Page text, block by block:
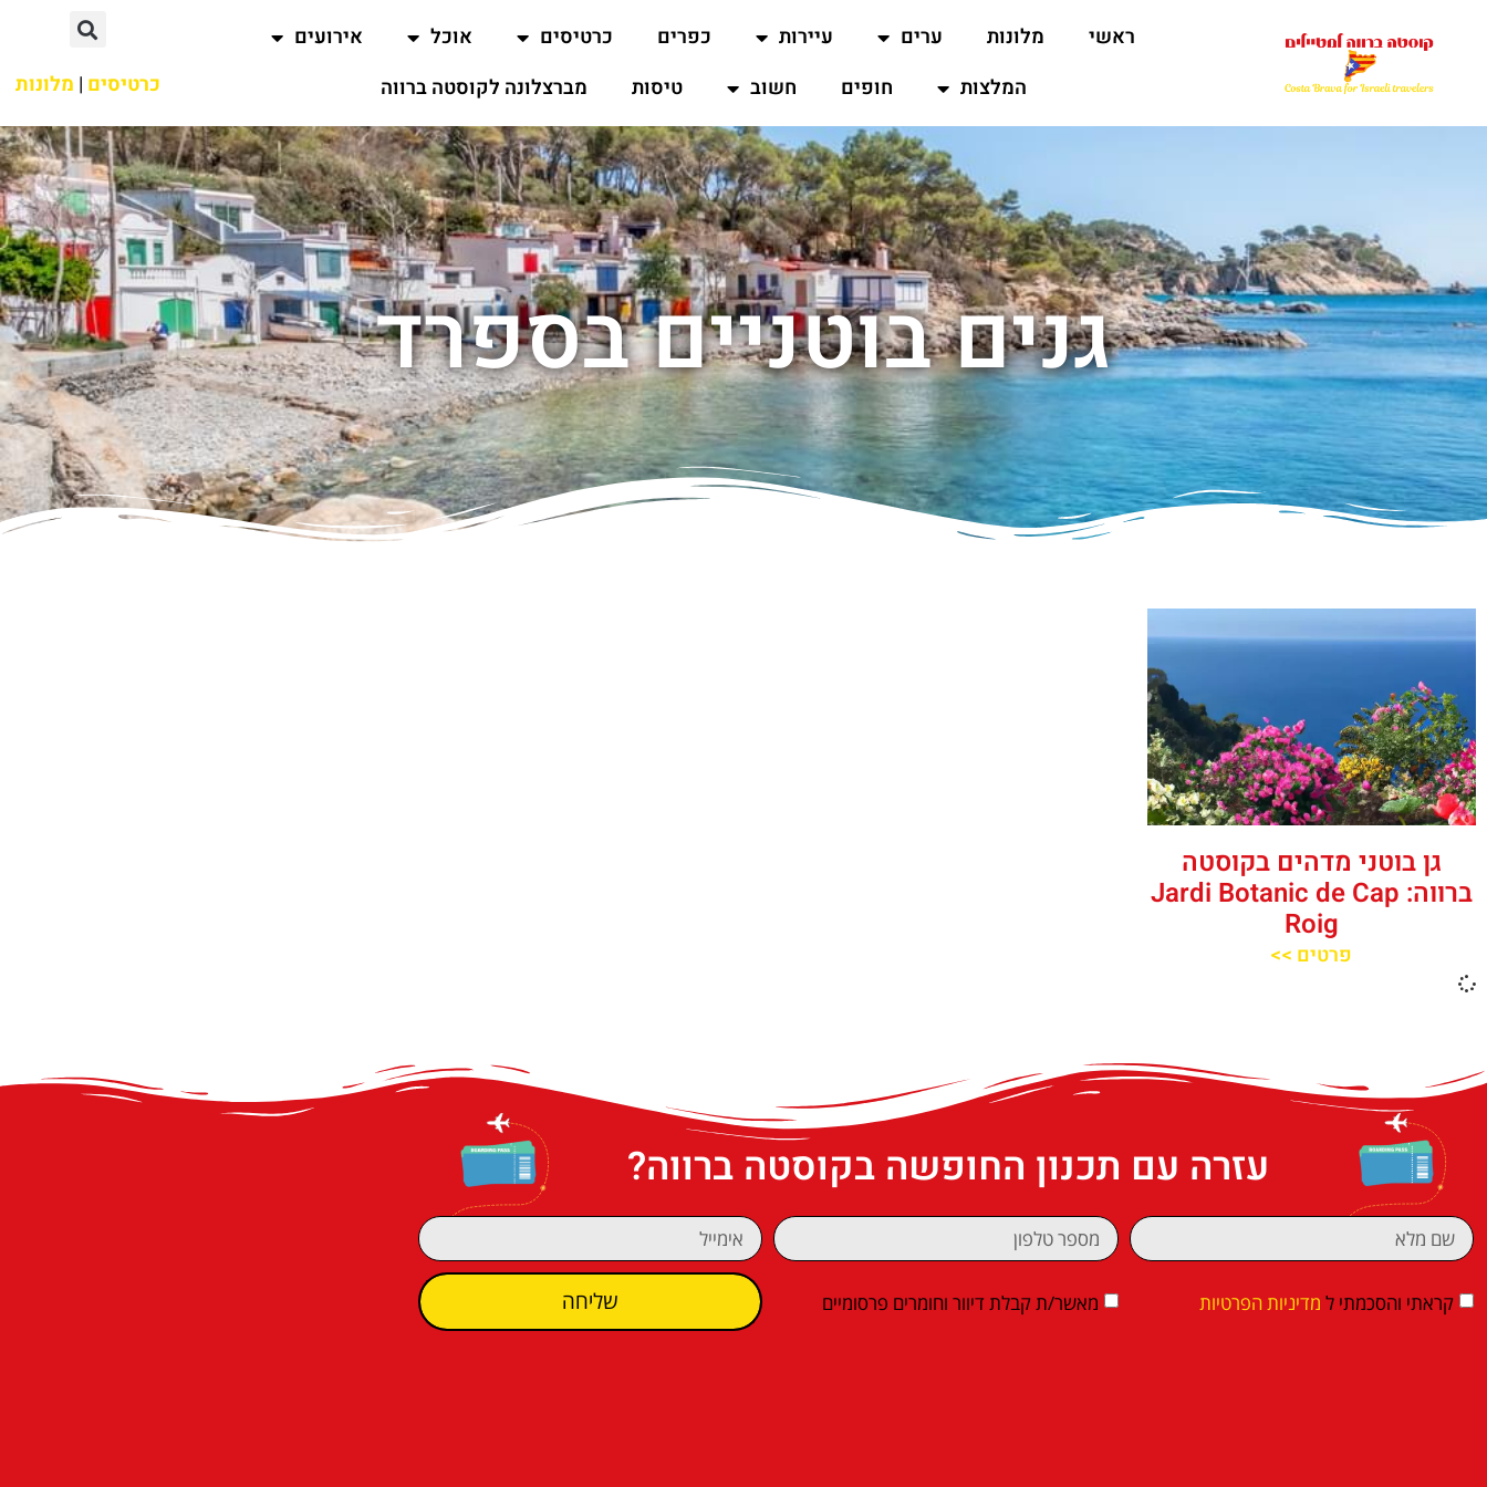
ראשי מלונות ערים עיירות כפרים כרטיסים אוכל
אירועים
המלצות
חופים חשוב טיסות מברצלונה לקוסטה ברווה כרטיסים | מלונות
גנים בוטניים בספרד
גן בוטני מדהים בקוסטה
ברווה: Jardi Botanic de Cap
Roig
פרטים >>
עזרה עם תכנון החופשה בקוסטה ברווה?
קראתי והסכמתי ל מדיניות הפרטיות מאשר/ת קבלת דיוור וחומרים פרסומיים שליחה